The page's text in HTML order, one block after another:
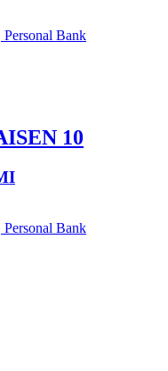
10